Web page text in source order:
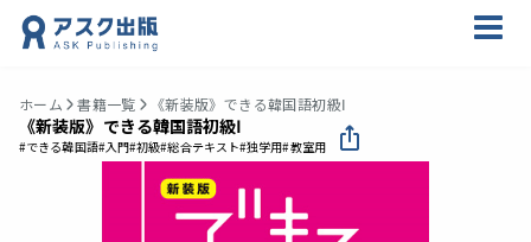
ホーム 書籍一覧 《新装版》できる韓国語初級Ⅰ
《新装版》できる韓国語初級Ⅰ
#できる韓国語#入門#初級#総合テキスト#独学用#教室用